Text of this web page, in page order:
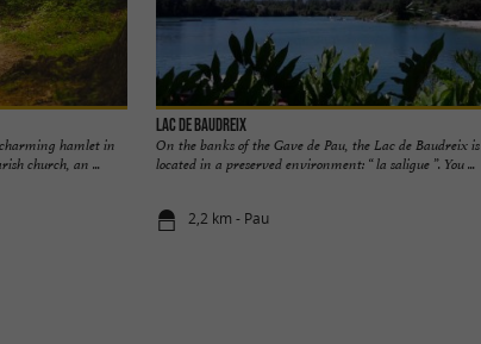
hamlet in
church, an ...
Lac De Baudreix
On the banks of the Gave de Pau, the Lac de Baudreix is
located in a preserved environment: “ la saligue ”. You ...
2,2 km - Pau